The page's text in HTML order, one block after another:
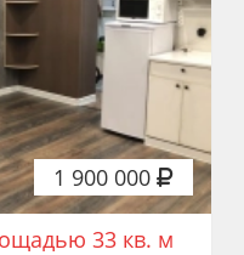
1 900 000
33 кв. м